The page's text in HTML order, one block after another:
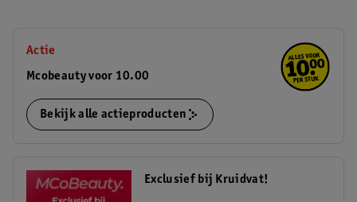
Actie
Mcobeauty voor 10.00
Bekijk alle actieproducten
Exclusief bij Kruidvat!